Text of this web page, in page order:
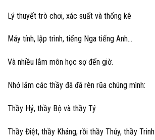
Lý thuyết trò chơi, xác suất và thống kê
Máy tính, lập trình, tiếng Nga tiếng Anh…
Và nhiều lắm môn học sợ đến giờ.
Nhớ lắm các thầy đã đã rèn rũa chúng mình:
Thầy Hỷ, thầy Bộ và thầy Tý
Thầy Điệt, thầy Kháng, rồi thầy Thúy, thầy Trinh